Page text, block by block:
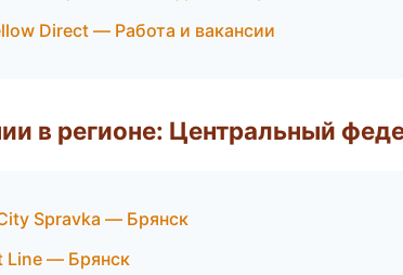
Direct — Работа и вакансии
в регионе: Центральный
Spravka — Брянск
Line — Брянск